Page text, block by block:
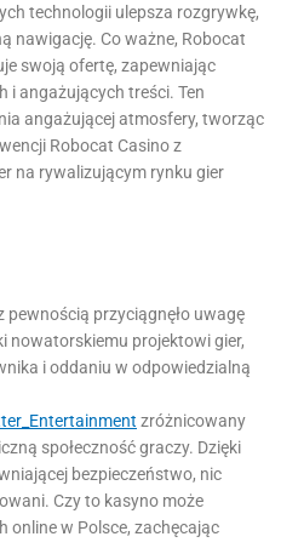
technologii ulepsza rozgrywkę,
nawigację. Co ważne, Robocat
swoją ofertę, zapewniając
i angażujących treści. Ten
angażującej atmosfery, tworząc
Robocat Casino z
na rywalizującym rynku gier
przyciągnęło uwagę
nowatorskiemu projektowi gier,
i oddaniu w odpowiedzialną
zróżnicowany
społeczność graczy. Dzięki
bezpieczeństwo, nic
Czy to kasyno może
w Polsce, zachęcając